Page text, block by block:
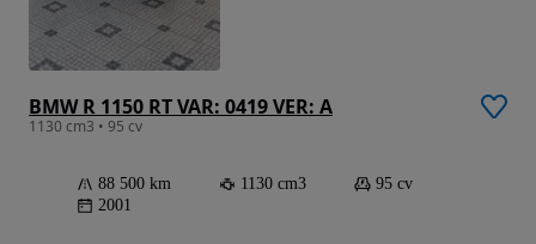
BMW R 1150 RT VAR: 0419 VER: A
1130 cm3 • 95 cv
88 500 km 1130 cm3
95 cv
2001